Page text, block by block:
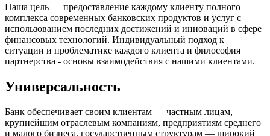
Наша цель — предоставление каждому клиенту полного
комплекса современных банковских продуктов и услуг с
использованием последних достижений и инноваций в сфере
финансовых технологий. Индивидуальный подход к
ситуации и проблематике каждого клиента и философия
партнерства - основы взаимодействия с нашими клиентами.
Универсальность
Банк обеспечивает своим клиентам — частным лицам,
крупнейшим отраслевым компаниям, предприятиям среднего
и малого бизнеса, государственным структурам — широкий